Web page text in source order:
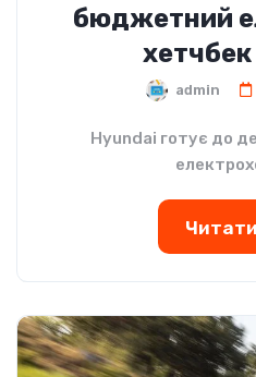
бюджетний
admin
Hyundai готує до